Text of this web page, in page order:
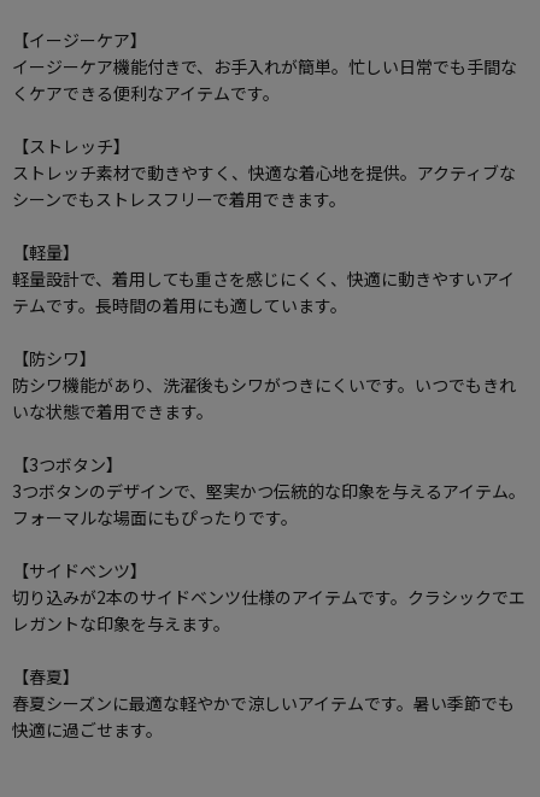
【イージーケア】
イージーケア機能付きで、お手入れが簡単。忙しい日常でも手間な
くケアできる便利なアイテムです。
【ストレッチ】
ストレッチ素材で動きやすく、快適な着心地を提供。アクティブな
シーンでもストレスフリーで着用できます。
【軽量】
軽量設計で、着用しても重さを感じにくく、快適に動きやすいアイ
テムです。長時間の着用にも適しています。
【防シワ】
防シワ機能があり、洗濯後もシワがつきにくいです。いつでもきれ
いな状態で着用できます。
【3つボタン】
3つボタンのデザインで、堅実かつ伝統的な印象を与えるアイテム。
フォーマルな場面にもぴったりです。
【サイドベンツ】
切り込みが2本のサイドベンツ仕様のアイテムです。クラシックでエ
レガントな印象を与えます。
【春夏】
春夏シーズンに最適な軽やかで涼しいアイテムです。暑い季節でも
快適に過ごせます。